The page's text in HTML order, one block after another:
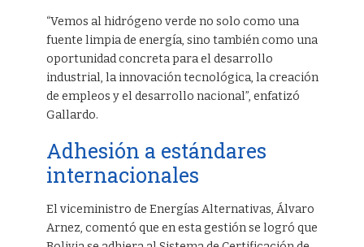
“Vemos al hidrógeno verde no solo como una
fuente limpia de energía, sino también como una
oportunidad concreta para el desarrollo
industrial, la innovación tecnológica, la creación
de empleos y el desarrollo nacional”, enfatizó
Gallardo.
Adhesión a estándares
internacionales
El viceministro de Energías Alternativas, Álvaro
Arnez, comentó que en esta gestión se logró que